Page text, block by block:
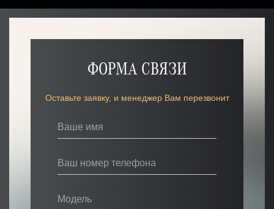
ФОРМА СВЯЗИ
Оставьте заявку, и менеджер Вам перезвонит
Ваше имя
Ваш номер телефона
Модель